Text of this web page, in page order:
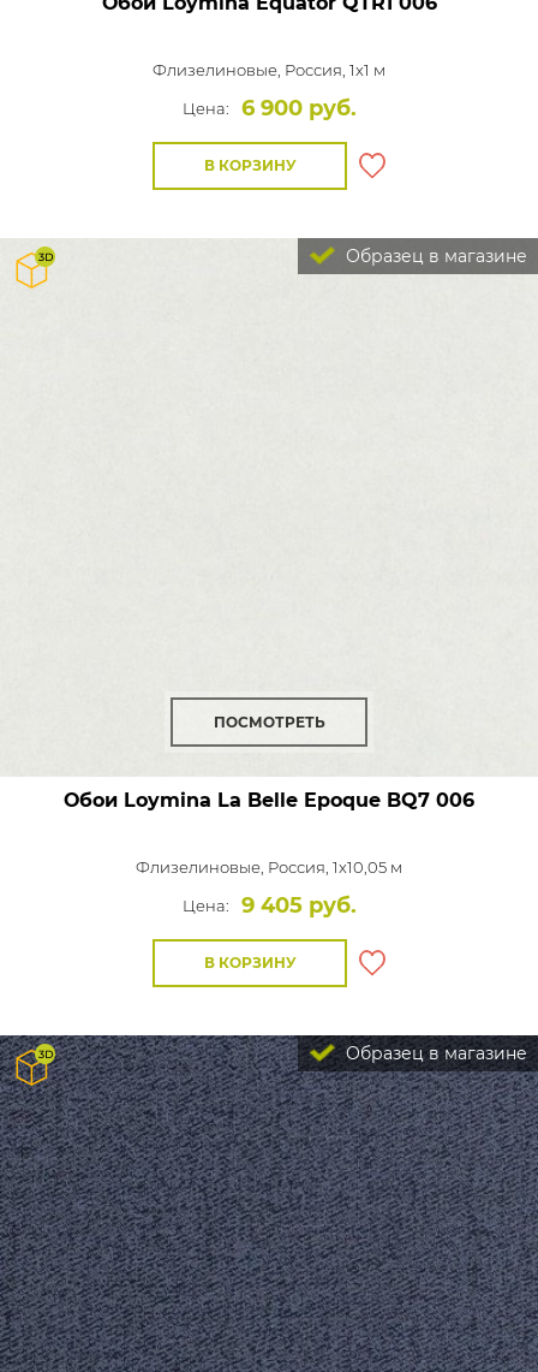
Флизелиновые, Россия, 1x1 м
Цена:
6 900 руб.
В КОРЗИНУ
Образец в магазине
ПОСМОТРЕТЬ
Обои Loymina La Belle Epoque BQ7 006
Флизелиновые, Россия, 1x10,05 м
Цена:
9 405 руб.
В КОРЗИНУ
Образец в магазине